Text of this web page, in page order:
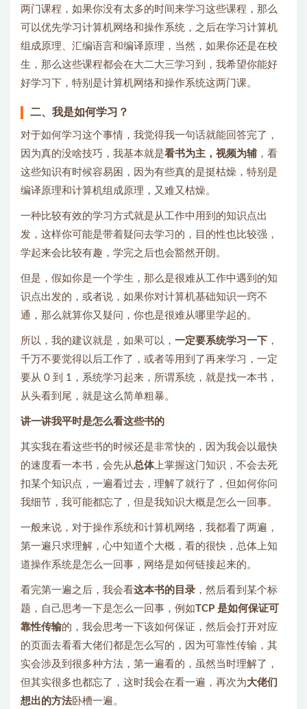
两门课程，如果你没有太多的时间来学习这些课程，那么
可以优先学习计算机网络和操作系统，之后在学习计算机
组成原理、汇编语言和编译原理，当然，如果你还是在校
生，那么这些课程都会在大二大三学习到，我希望你能好
好学习下，特别是计算机网络和操作系统这两门课。
二、我是如何学习？
对于如何学习这个事情，我觉得我一句话就能回答完了，
因为真的没啥技巧，我基本就是看书为主，视频为辅，看
这些知识有时候容易困，因为有些真的是挺枯燥，特别是
编译原理和计算机组成原理，又难又枯燥。
一种比较有效的学习方式就是从工作中用到的知识点出
发，这样你可能是带着疑问去学习的，目的性也比较强，
学起来会比较有趣，学完之后也会豁然开朗。
但是，假如你是一个学生，那么是很难从工作中遇到的知
识点出发的，或者说，如果你对计算机基础知识一窍不
通，那么就算你又疑问，你也是很难从哪里学起的。
所以，我的建议就是，如果可以， 一定要系统学习一下 ，
千万不要觉得以后工作了，或者等用到了再来学习，一定
要从 0 到 1，系统学习起来，所谓系统，就是找一本书，
从头看到尾，就是这么简单粗暴。
讲一讲我平时是怎么看这些书的
其实我在看这些书的时候还是非常快的，因为我会以最快
的速度看一本书，会先从总体上掌握这门知识，不会去死
扣某个知识点，一遍看过去，理解了就行了，但如何你问
我细节，我可能都忘了，但是我知识大概是怎么一回事。
一般来说，对于操作系统和计算机网络，我都看了两遍，
第一遍只求理解，心中知道个大概，看的很快，总体上知
道操作系统是怎么一回事，网络是如何链接起来的。
看完第一遍之后，我会看这本书的目录 ，然后看到某个标
题，自己思考一下是怎么一回事，例如TCP 是如何保证可
靠性传输的，我会思考一下该如何保证，然后会打开对应
的页面去看看大佬们都是怎么写的，因为可靠性传输，其
实会涉及到很多种方法，第一遍看的，虽然当时理解了，
但其实很多也都忘了，这时我会在看一遍，再次为大佬们
想出的方法卧槽一遍。